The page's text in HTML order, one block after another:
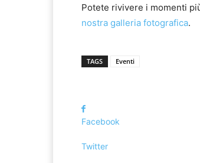
Potete rivivere i momenti
nostra galleria fotografica.
TAGS Eventi
Facebook
Twitter